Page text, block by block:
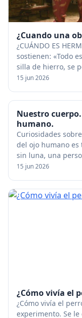
¿Cuando una
¿CUÁNDO ES
sostienen: «Todo
silla de hierro, se
coloca un cartel
15 jun 2026
Nuestro
humano.
Curiosidades
del ojo humano
sin luna, una
montaña puede
15 jun 2026
¿Cómo vivía el
¿Cómo vivía el
experimento. Se